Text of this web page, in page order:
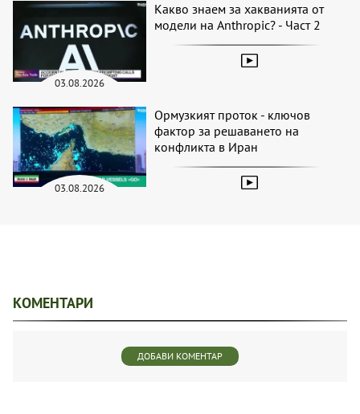
03.08.2026
Какво знаем за хакванията от
модели на Anthropic? - Част 2
03.08.2026
Ормузкият проток - ключов
фактор за решаването на
конфликта в Иран
КОМЕНТАРИ
ДОБАВИ КОМЕНТАР